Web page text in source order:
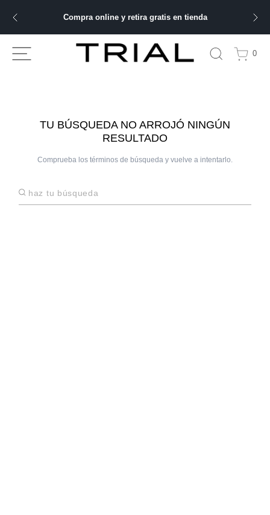
Compra online y retira gratis en tienda
0
TU BÚSQUEDA NO ARROJÓ NINGÚN
RESULTADO
Comprueba los términos de búsqueda y vuelve a intentarlo.
Haz tu búsqueda
BUSCADOS